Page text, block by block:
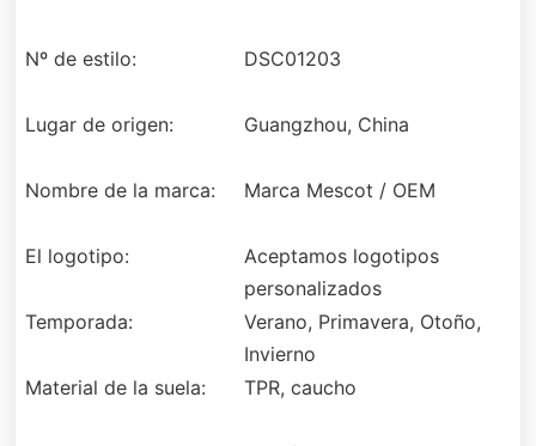
Nº de estilo: DSC01203
Lugar de origen: Guangzhou, China
Nombre de la marca: Marca Mescot / OEM
El logotipo:
Aceptamos logotipos
personalizados
Temporada:
Verano, Primavera, Otoño,
Invierno
Material de la suela:
TPR, caucho